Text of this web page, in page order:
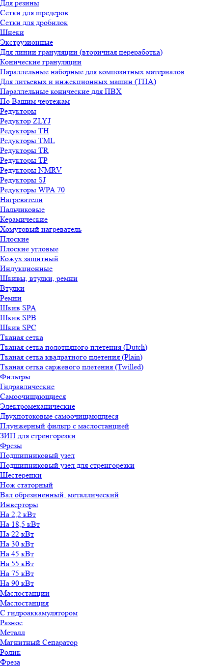
Для резины
Сетки для шредеров
Сетки для дробилок
Шнеки
Экструзионные
Для линии грануляции (вторичная переработка)
Конические грануляции
Параллельные наборные для композитных материалов
Для литьевых и инжекционных машин (ТПА)
Параллельные конические для ПВХ
По Вашим чертежам
Редукторы
Редуктор ZLYJ
Редукторы TH
Редукторы TML
Редукторы TR
Редукторы TP
Редукторы NMRV
Редукторы SJ
Редукторы WPA 70
Нагреватели
Пальчиковые
Керамические
Хомутовый нагреватель
Плоские
Плоские угловые
Кожух защитный
Индукционные
Шкивы, втулки, ремни
Втулки
Ремни
Шкив SPA
Шкив SPB
Шкив SPC
Тканая сетка
Тканая сетка полотняного плетения (Dutch)
Тканая сетка квадратного плетения (Plain)
Тканая сетка саржевого плетения (Twilled)
Фильтры
Гидравлические
Самоочищающиеся
Электромеханические
Двухпотоковые самоочищающиеся
Плунжерный фильтр с маслостанцией
ЗИП для стренгорезки
Фрезы
Подшипниковый узел
Подшипниковый узел для стренгорезки
Шестеренки
Нож статорный
Вал обрезиненный, металлический
Инверторы
На 2,2 кВт
На 18,5 кВт
На 22 кВт
На 30 кВт
На 45 кВт
На 55 кВт
На 75 кВт
На 90 кВт
Маслостанции
Маслостанция
С гидроаккамулятором
Разное
Металл
Магнитный Сепаратор
Ролик
Фреза